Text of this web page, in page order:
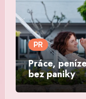
PR
Práce,
bez paniky